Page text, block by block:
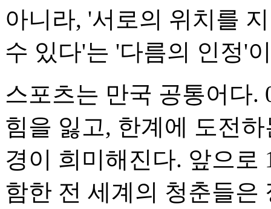
아니라, '서로의 위치를
수 있다'는 '다름의 인정'
스포츠는 만국 공통어다.
힘을 잃고, 한계에 도전
경이 희미해진다. 앞으로
함한 전 세계의 청춘들은